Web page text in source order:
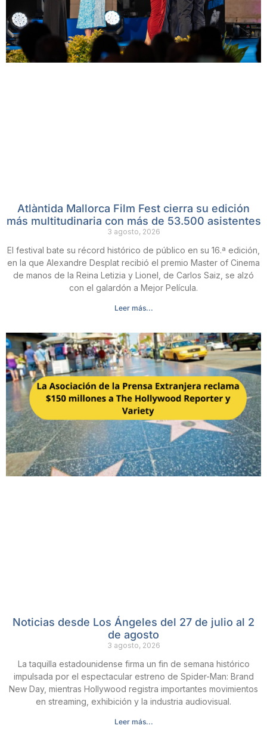
Atlàntida Mallorca Film Fest cierra su edición
más multitudinaria con más de 53.500 asistentes
3 agosto, 2026
El festival bate su récord histórico de público en su 16.ª edición,
en la que Alexandre Desplat recibió el premio Master of Cinema
de manos de la Reina Letizia y Lionel, de Carlos Saiz, se alzó
con el galardón a Mejor Película.
Leer más...
Noticias desde Los Ángeles del 27 de julio al 2
de agosto
3 agosto, 2026
La taquilla estadounidense firma un fin de semana histórico
impulsada por el espectacular estreno de Spider-Man: Brand
New Day, mientras Hollywood registra importantes movimientos
en streaming, exhibición y la industria audiovisual.
Leer más...